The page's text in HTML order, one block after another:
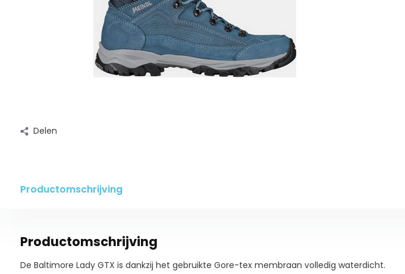
Delen
Productomschrijving
Productomschrijving
De Baltimore Lady GTX is dankzij het gebruikte Gore-tex membraan volledig waterdicht.